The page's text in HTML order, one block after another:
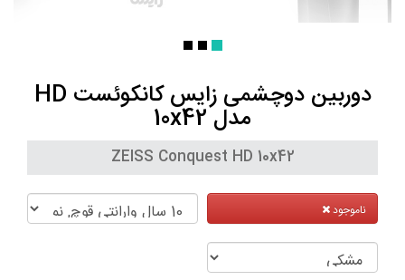
دوربین دوچشمی زایس کانکوئست HD
مدل 10x42
ZEISS Conquest HD 10x42
ناموجود